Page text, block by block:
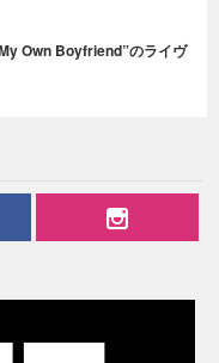
Own Boyfriend”のライヴ